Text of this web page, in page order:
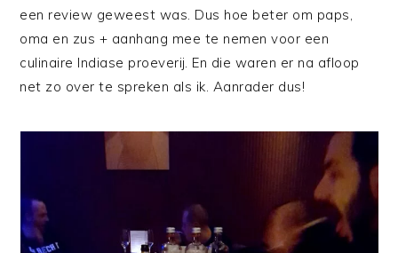
een review geweest was. Dus hoe beter om paps,
oma en zus + aanhang mee te nemen voor een
culinaire Indiase proeverij. En die waren er na afloop
net zo over te spreken als ik. Aanrader dus!